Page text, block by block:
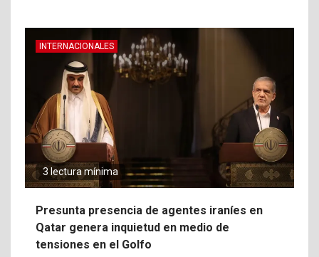
INTERNACIONALES
3 lectura mínima
Presunta presencia de agentes iraníes en
Qatar genera inquietud en medio de
tensiones en el Golfo